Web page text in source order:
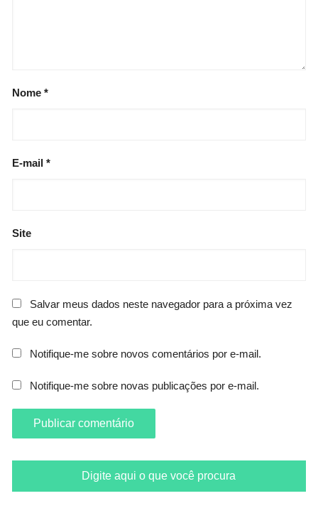
Nome*
E-mail*
Site
Salvar meus dados neste navegador para a próxima vez
que eu comentar.
Notifique-me sobre novos comentários por e-mail.
Notifique-me sobre novas publicações por e-mail.
Digite aqui o que você procura